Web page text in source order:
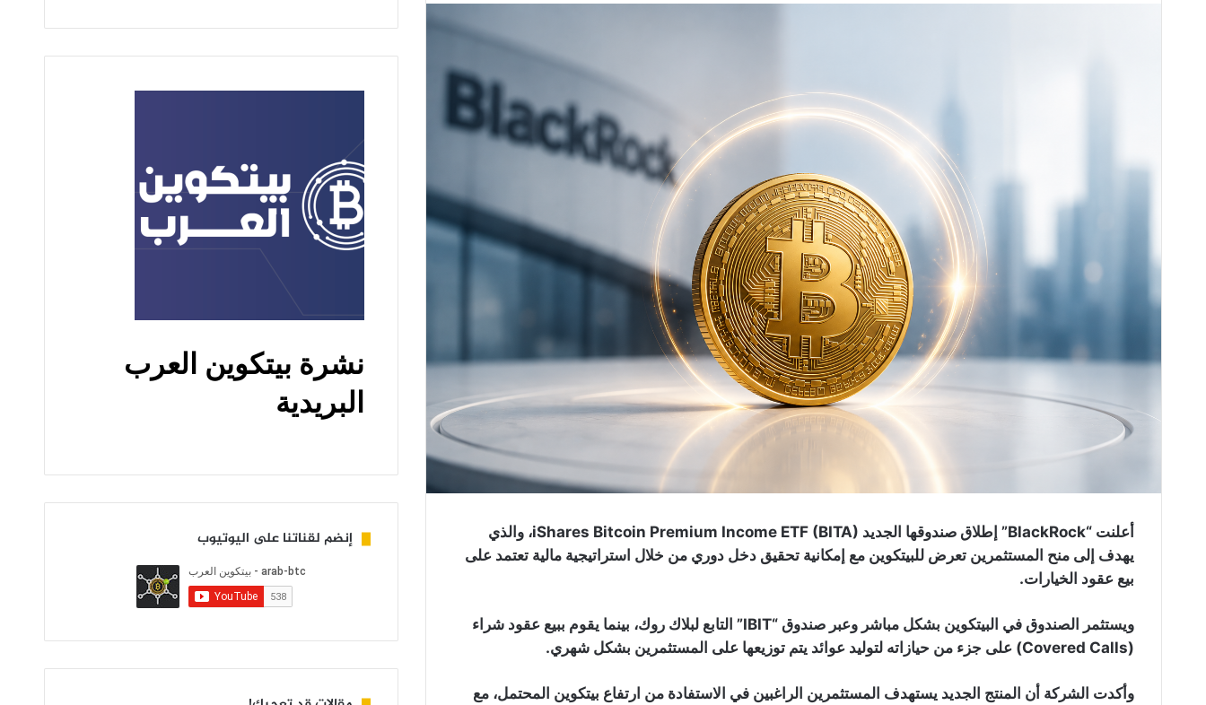
أعلنت “BlackRock” إطلاق صندوقها الجديد iShares Bitcoin Premium Income ETF (BITA)، والذي
يهدف إلى منح المستثمرين تعرض للبيتكوين مع إمكانية تحقيق دخل دوري من خلال استراتيجية مالية تعتمد على
بيع عقود الخيارات.
ويستثمر الصندوق في البيتكوين بشكل مباشر وعبر صندوق “IBIT” التابع لبلاك روك، بينما يقوم ببيع عقود شراء
(Covered Calls) على جزء من حيازاته لتوليد عوائد يتم توزيعها على المستثمرين بشكل شهري.
وأكدت الشركة أن المنتج الجديد يستهدف المستثمرين الراغبين في الاستفادة من ارتفاع بيتكوين المحتمل، مع
صندوق IBIT التابع لشركة بلاك روك يفقد
145 مليون دولار من البيتكوين: التفاصيل
التابع لشركة بلاك روك ارتفاع مغاير لباقي
الصناديق؟
شركة “بلاك روك” تعزز حيازاتها من
إنضم لقناتنا على اليوتيوب